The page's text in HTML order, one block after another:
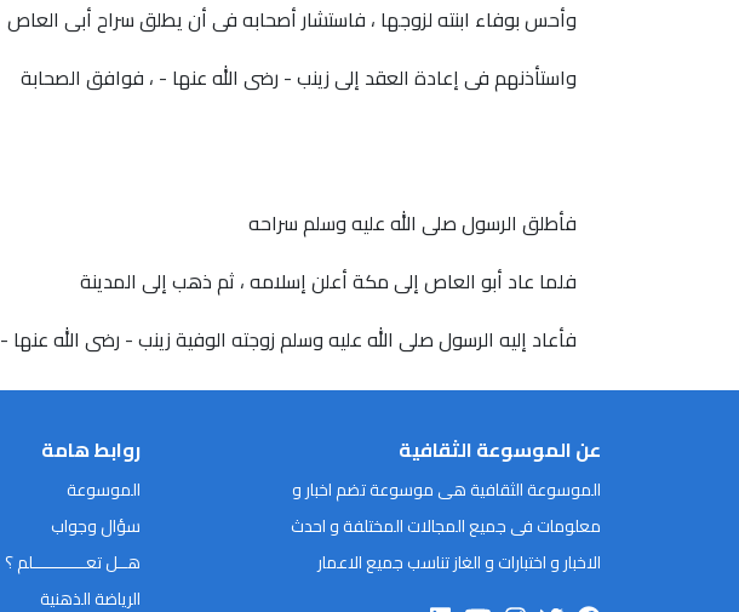
وأحس بوفاء ابنته لزوجها ، فاستشار أصحابه فى أن يطلق سراح أبى العاص
واستأذنهم فى إعادة العقد إلى زينب - رضى الله عنها - ، فوافق الصحابة
فأطلق الرسول صلى الله عليه وسلم سراحه
فلما عاد أبو العاص إلى مكة أعلن إسلامه ، ثم ذهب إلى المدينة
فأعاد إليه الرسول صلى الله عليه وسلم زوجته الوفية زينب - رضى الله عنها -
عن الموسوعة الثقافية
الموسوعة الثقافية هى موسوعة تضم اخبار و
معلومات فى جميع المجالات المختلفة و احدث
الاخبار و اختبارات و الغاز تناسب جميع الاعمار
روابط هامة
الموسوعة
سؤال وجواب
هــل تعـــــــــــلم ؟
الرياضة الذهنية